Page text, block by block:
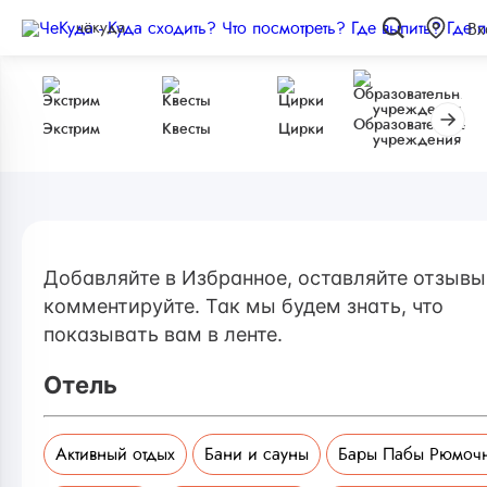
чёкуда
Экстрим Квесты Цирки
Образовательные
учреждения
Добавляйте в Избранное, оставляйте
комментируйте. Так мы будем знать, что
показывать вам в ленте.
Отель
Активный отдых Бани и сауны Бары Пабы